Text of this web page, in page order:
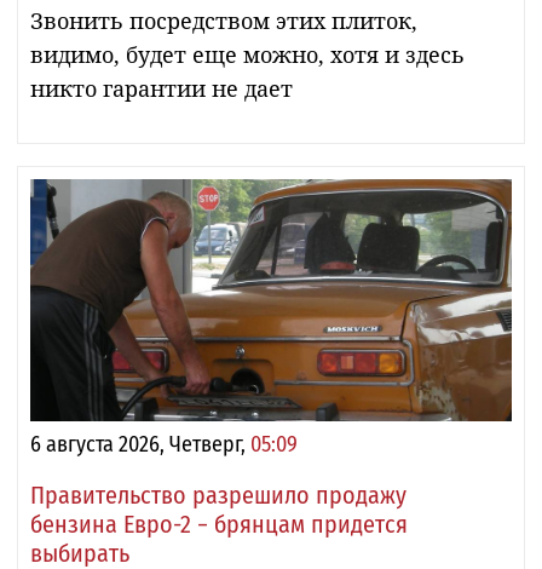
Звонить посредством этих плиток,
видимо, будет еще можно, хотя и здесь
никто гарантии не дает
6 августа 2026, Четверг, 05:09
Правительство разрешило продажу
бензина Евро-2 − брянцам придется
выбирать